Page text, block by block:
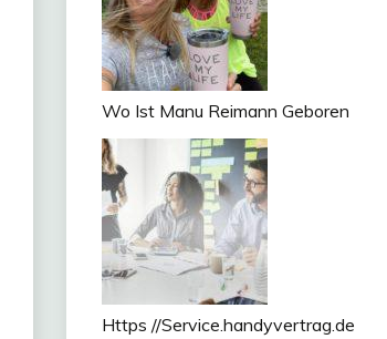
Wo Ist Manu Reimann Geboren
Https //Service.handyvertrag.de